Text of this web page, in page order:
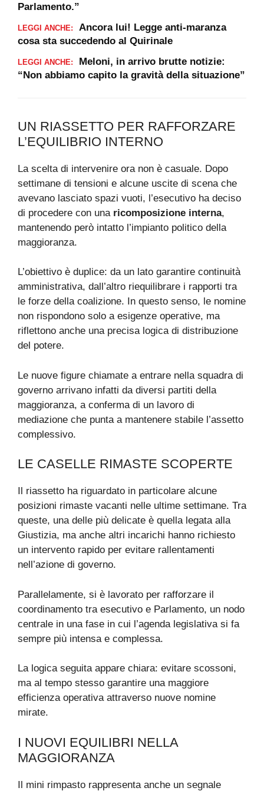
Parlamento.”
LEGGI ANCHE:
Ancora lui! Legge anti-maranza
cosa sta succedendo al Quirinale
LEGGI ANCHE:
Meloni, in arrivo brutte notizie:
“Non abbiamo capito la gravità della situazione”
UN RIASSETTO PER RAFFORZARE
L’EQUILIBRIO INTERNO
La scelta di intervenire ora non è casuale. Dopo
settimane di tensioni e alcune uscite di scena che
avevano lasciato spazi vuoti, l’esecutivo ha deciso
di procedere con una ricomposizione interna,
mantenendo però intatto l’impianto politico della
maggioranza.
L’obiettivo è duplice: da un lato garantire continuità
amministrativa, dall’altro riequilibrare i rapporti tra
le forze della coalizione. In questo senso, le nomine
non rispondono solo a esigenze operative, ma
riflettono anche una precisa logica di distribuzione
del potere.
Le nuove figure chiamate a entrare nella squadra di
governo arrivano infatti da diversi partiti della
maggioranza, a conferma di un lavoro di
mediazione che punta a mantenere stabile l’assetto
complessivo.
LE CASELLE RIMASTE SCOPERTE
Il riassetto ha riguardato in particolare alcune
posizioni rimaste vacanti nelle ultime settimane. Tra
queste, una delle più delicate è quella legata alla
Giustizia, ma anche altri incarichi hanno richiesto
un intervento rapido per evitare rallentamenti
nell’azione di governo.
Parallelamente, si è lavorato per rafforzare il
coordinamento tra esecutivo e Parlamento, un nodo
centrale in una fase in cui l’agenda legislativa si fa
sempre più intensa e complessa.
La logica seguita appare chiara: evitare scossoni,
ma al tempo stesso garantire una maggiore
efficienza operativa attraverso nuove nomine
mirate.
I NUOVI EQUILIBRI NELLA
MAGGIORANZA
Il mini rimpasto rappresenta anche un segnale